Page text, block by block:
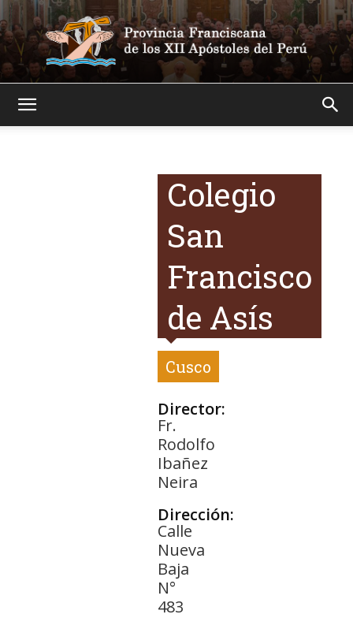
Colegio
San
Francisco
de Asís
Cusco
Director:
Fr.
Rodolfo
Ibañez
Neira
Dirección:
Calle
Nueva
Baja
N°
483